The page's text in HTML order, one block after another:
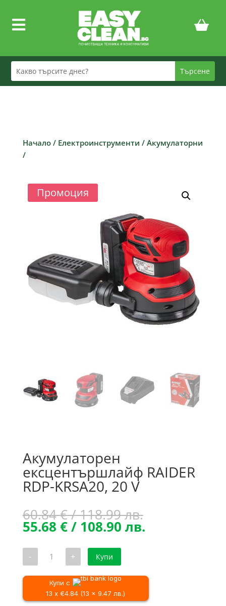

Начало/ Електроинструменти / Акумулаторни
/
Промоция
Акумулаторен
ексцентършлайф RAIDER
RDP-KRSA20, 20 V
60.84€/ 118.99 лв.Original
price
was:
118.99 лв..
55.68 €/ 108.90 лв.Текущата
цена
/
- количество
Акумулаторен
ексцентършлайф
RAIDER
RDP-
KRSA20,
+ Купи
Купи с
13 x €4.84 (13 x 9.47 лв.)